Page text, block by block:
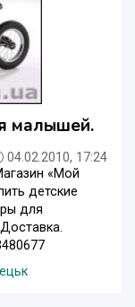
малышей.
04.02.2010, 17:24
«Мой
детские
для